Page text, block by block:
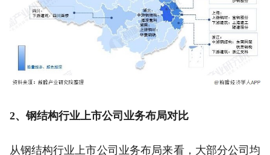
2、钢结构行业上市公司业务布局对比
从钢结构行业上市公司业务布局来看，大部分公司均